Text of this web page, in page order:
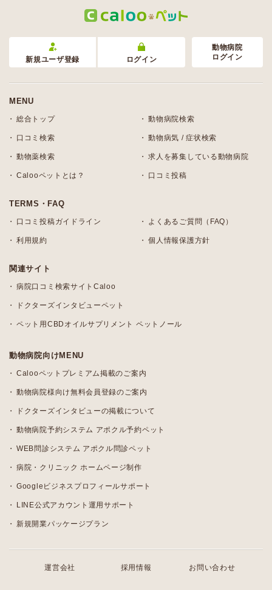
新規ユーザ登録 ログイン
動物病院
ログイン
MENU
総合トップ 動物病院検索
口コミ検索 動物病気 / 症状検索
動物薬検索 求人を募集している動物病院
Calooペットとは？ 口コミ投稿
TERMS・FAQ
口コミ投稿ガイドライン よくあるご質問（FAQ）
利用規約 個人情報保護方針
関連サイト
病院口コミ検索サイトCaloo
ドクターズインタビューペット
ペット用CBDオイルサプリメント ペットノール
動物病院向けMENU
Calooペットプレミアム掲載のご案内
動物病院様向け無料会員登録のご案内
ドクターズインタビューの掲載について
動物病院予約システム アポクル予約ペット
WEB問診システム アポクル問診ペット
病院・クリニック ホームページ制作
Googleビジネスプロフィールサポート
LINE公式アカウント運用サポート
新規開業パッケージプラン
運営会社 採用情報 お問い合わせ